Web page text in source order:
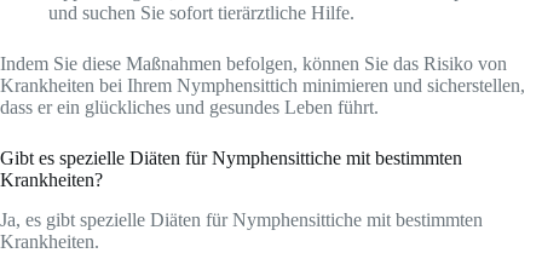
und suchen Sie sofort tierärztliche Hilfe.
Indem Sie diese Maßnahmen befolgen, können Sie das Risiko von
Krankheiten bei Ihrem Nymphensittich minimieren und sicherstellen,
dass er ein glückliches und gesundes Leben führt.
Gibt es spezielle Diäten für Nymphensittiche mit bestimmten
Krankheiten?
Ja, es gibt spezielle Diäten für Nymphensittiche mit bestimmten
Krankheiten.